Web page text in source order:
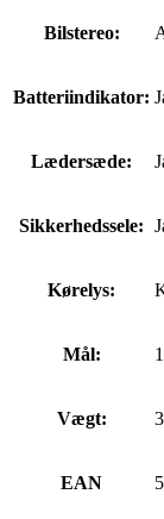
Bilstereo:
Batteriindikator:
Lædersæde:
Sikkerhedssele:
Kørelys:
Mål:
Vægt:
EAN